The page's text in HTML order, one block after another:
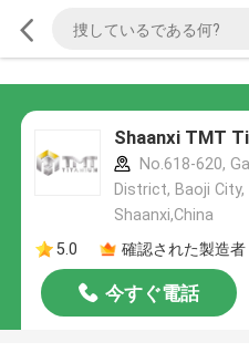
Shaanxi TMT
No.618-620,
District, Baoji City,
Shaanxi,China
5.0
確認された製造者
今すぐ電話